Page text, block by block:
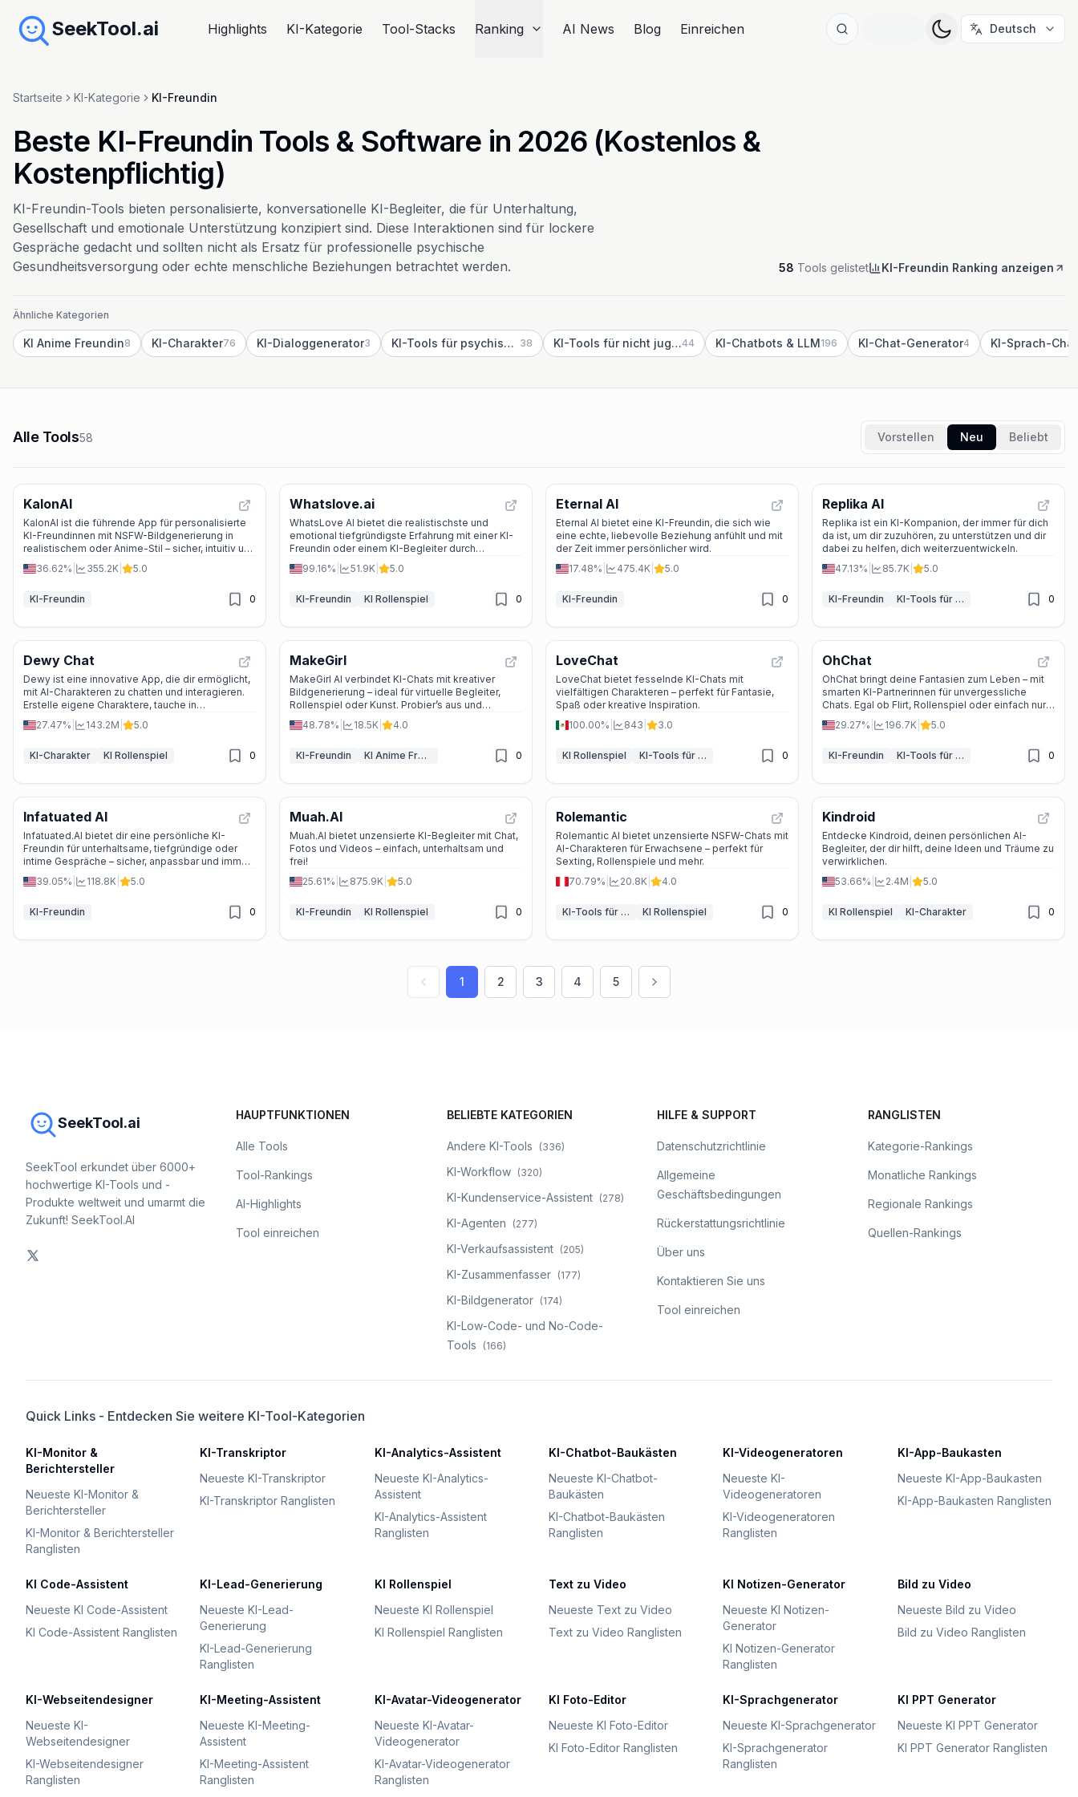
SeekTool.ai Highlights KI-Kategorie Tool-Stacks Ranking AI News Blog Einreichen Deutsch
Startseite KI-Kategorie KI-Freundin
Beste KI-Freundin Tools & Software in 2026 (Kostenlos &
Kostenpflichtig)
KI-Freundin-Tools bieten personalisierte, konversationelle KI-Begleiter, die für Unterhaltung,
Gesellschaft und emotionale Unterstützung konzipiert sind. Diese Interaktionen sind für lockere
Gespräche gedacht und sollten nicht als Ersatz für professionelle psychische
Gesundheitsversorgung oder echte menschliche Beziehungen betrachtet werden.
58 Tools gelistet KI-Freundin Ranking anzeigen
Ähnliche Kategorien
KI Anime Freundin8 KI-Charakter76 KI-Dialoggenerator3 KI-Tools für psychische Gesundheit 38 KI-Tools für nicht jugendfreie Dialoge44 KI-Chatbots & LLM196 KI-Chat-Generator4
Alle Tools58 Vorstellen Neu Beliebt
KalonAI
KalonAI ist die führende App für personalisierte
KI-Freundinnen mit NSFW-Bildgenerierung in
realistischem oder Anime-Stil – sicher, intuitiv und
auf deine Wünsche zugeschnitten.
36.62% 355.2K 5.0
KI-Freundin 0
Whatslove.ai
WhatsLove AI bietet die realistischste und
emotional tiefgründigste Erfahrung mit einer KI-
Freundin oder einem KI-Begleiter durch
kontextbasierte Videos, dauerhaftes Gedächtnis
und nahtlos wechselnde Szenen.
99.16% 51.9K 5.0
KI-Freundin KI Rollenspiel 0
Eternal AI
Eternal AI bietet eine KI-Freundin, die sich wie
eine echte, liebevolle Beziehung anfühlt und mit
der Zeit immer persönlicher wird.
17.48%
475.4K 5.0
KI-Freundin 0
Replika AI
Replika ist ein KI-Kompanion, der immer für dich
da ist, um dir zuzuhören, zu unterstützen und dir
dabei zu helfen, dich weiterzuentwickeln.
47.13%
85.7K 5.0
KI-Freundin KI-Tools für psychische Gesundheit 0
Dewy Chat
Dewy ist eine innovative App, die dir ermöglicht,
mit AI-Charakteren zu chatten und interagieren.
Erstelle eigene Charaktere, tauche in
fantasievolle Welten ein und genieße
vertrauliche und sichere Chats. Perfekt für Fans
27.47% 143.2M 5.0
KI-Charakter KI Rollenspiel 0
MakeGirl
MakeGirl AI verbindet KI-Chats mit kreativer
Bildgenerierung – ideal für virtuelle Begleiter,
Rollenspiel oder Kunst. Probier’s aus und
erschaffe deine Traumfigur!
48.78% 18.5K 4.0
KI-Freundin KI Anime Freundin 0
LoveChat
LoveChat bietet fesselnde KI-Chats mit
vielfältigen Charakteren – perfekt für Fantasie,
Spaß oder kreative Inspiration.
100.00%
843 3.0
KI Rollenspiel KI-Tools für nicht jugendfreie Dialoge 0
OhChat
OhChat bringt deine Fantasien zum Leben – mit
smarten KI-Partnerinnen für unvergessliche
Chats. Egal ob Flirt, Rollenspiel oder einfach nur
Spaß: Hier findest du, wonach du suchst.
29.27% 196.7K 5.0
KI-Freundin KI-Tools für nicht jugendfreie Dialoge 0
Infatuated AI
Infatuated.AI bietet dir eine persönliche KI-
Freundin für unterhaltsame, tiefgründige oder
intime Gespräche – sicher, anpassbar und immer
für dich da.
39.05% 118.8K 5.0
KI-Freundin 0
Muah.AI
Muah.AI bietet unzensierte KI-Begleiter mit Chat,
Fotos und Videos – einfach, unterhaltsam und
frei!
25.61%
875.9K 5.0
KI-Freundin KI Rollenspiel 0
Rolemantic
Rolemantic AI bietet unzensierte NSFW-Chats mit
AI-Charakteren für Erwachsene – perfekt für
Sexting, Rollenspiele und mehr.
70.79%
20.8K 4.0
KI-Tools für nicht jugendfreie Dialoge KI Rollenspiel 0
Kindroid
Entdecke Kindroid, deinen persönlichen AI-
Begleiter, der dir hilft, deine Ideen und Träume zu
verwirklichen.
53.66%
2.4M 5.0
KI Rollenspiel KI-Charakter 0
1 2 3 4 5
SeekTool.ai
SeekTool erkundet über 6000+
hochwertige KI-Tools und -
Produkte weltweit und umarmt die
Zukunft! SeekTool.AI
HAUPTFUNKTIONEN
Alle Tools
Tool-Rankings
AI-Highlights
Tool einreichen
BELIEBTE KATEGORIEN
Andere KI-Tools (336)
KI-Workflow (320)
KI-Kundenservice-Assistent (278)
KI-Agenten (277)
KI-Verkaufsassistent (205)
KI-Zusammenfasser (177)
KI-Bildgenerator (174)
KI-Low-Code- und No-Code-
Tools
(166)
HILFE & SUPPORT
Datenschutzrichtlinie
Allgemeine
Geschäftsbedingungen
Rückerstattungsrichtlinie
Über uns
Kontaktieren Sie uns
Tool einreichen
RANGLISTEN
Kategorie-Rankings
Monatliche Rankings
Regionale Rankings
Quellen-Rankings
Quick Links - Entdecken Sie weitere KI-Tool-Kategorien
KI-Monitor &
Berichtersteller
Neueste KI-Monitor &
Berichtersteller
KI-Monitor & Berichtersteller
Ranglisten
KI-Transkriptor
Neueste KI-Transkriptor
KI-Transkriptor Ranglisten
KI-Analytics-Assistent
Neueste KI-Analytics-
Assistent
KI-Analytics-Assistent
Ranglisten
KI-Chatbot-Baukästen
Neueste KI-Chatbot-
Baukästen
KI-Chatbot-Baukästen
Ranglisten
KI-Videogeneratoren
Neueste KI-
Videogeneratoren
KI-Videogeneratoren
Ranglisten
KI-App-Baukasten
Neueste KI-App-Baukasten
KI-App-Baukasten Ranglisten
KI Code-Assistent
Neueste KI Code-Assistent
KI Code-Assistent Ranglisten
KI-Lead-Generierung
Neueste KI-Lead-
Generierung
KI-Lead-Generierung
Ranglisten
KI Rollenspiel
Neueste KI Rollenspiel
KI Rollenspiel Ranglisten
Text zu Video
Neueste Text zu Video
Text zu Video Ranglisten
KI Notizen-Generator
Neueste KI Notizen-
Generator
KI Notizen-Generator
Ranglisten
Bild zu Video
Neueste Bild zu Video
Bild zu Video Ranglisten
KI-Webseitendesigner
Neueste KI-
Webseitendesigner
KI-Webseitendesigner
Ranglisten
KI-Meeting-Assistent
Neueste KI-Meeting-
Assistent
KI-Meeting-Assistent
Ranglisten
KI-Avatar-Videogenerator
Neueste KI-Avatar-
Videogenerator
KI-Avatar-Videogenerator
Ranglisten
KI Foto-Editor
Neueste KI Foto-Editor
KI Foto-Editor Ranglisten
KI-Sprachgenerator
Neueste KI-Sprachgenerator
KI-Sprachgenerator
Ranglisten
KI PPT Generator
Neueste KI PPT Generator
KI PPT Generator Ranglisten